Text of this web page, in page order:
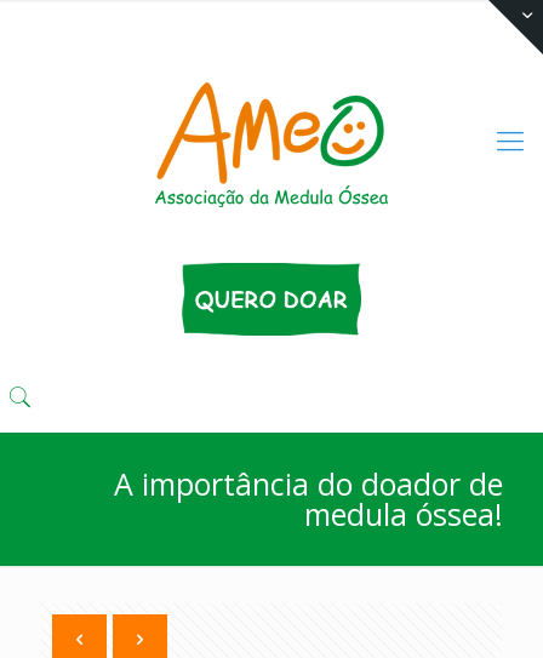
A importância do doador de
medula óssea!